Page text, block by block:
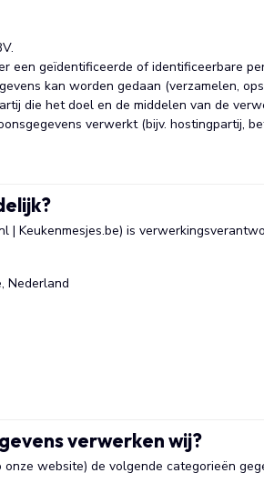
een geïdentificeerde of identificeerbare
kan worden gedaan (verzamelen,
die het doel en de middelen van de
verwerkt (bijv. hostingpartij,
| Keukenmesjes.be) is
Nederland
verwerken wij?
website) de volgende categorieën